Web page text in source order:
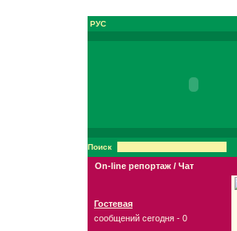
РУС
Поиск
On-line репортаж / Чат
Гостевая
сообщений сегодня - 0